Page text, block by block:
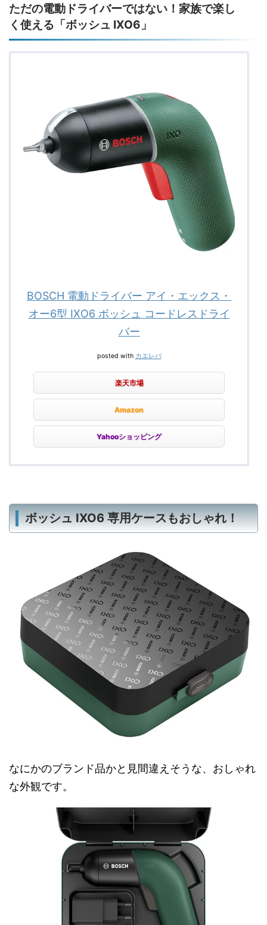
ただの電動ドライバーではない！家族で楽し
く使える「ボッシュ IXO6」
BOSCH 電動ドライバー アイ・エックス・
オー6型 IXO6 ボッシュ コードレスドライ
バー
posted with カエレバ
楽天市場
Amazon
Yahooショッピング
ボッシュ IXO6 専用ケースもおしゃれ！
なにかのブランド品かと見間違えそうな、おしゃれ
な外観です。